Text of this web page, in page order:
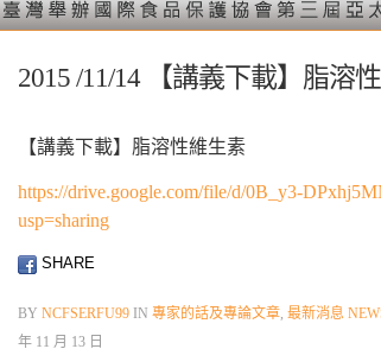
2015 /11/14 【講義下載】脂溶
【講義下載】脂溶性維生素
https://drive.google.com/file/d/0B_y3-
usp=sharing
SHARE
BY NCFSERFU99 IN 專家的話及專論文章, 最新消息
年 11 月 13 日